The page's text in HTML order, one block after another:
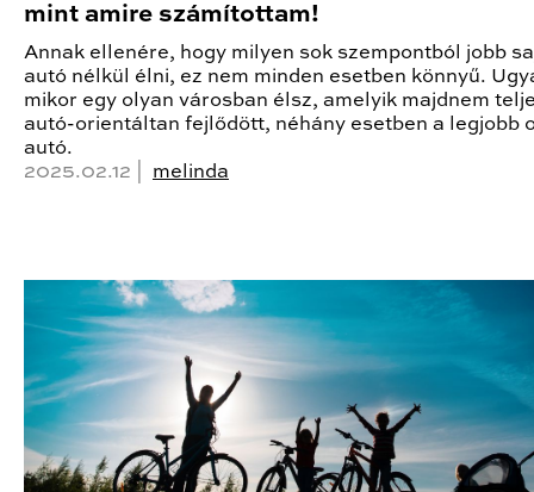
mint amire számítottam!
Annak ellenére, hogy milyen sok szempontból jobb
autó nélkül élni, ez nem minden esetben könnyű.
mikor egy olyan városban élsz, amelyik majdnem
autó-orientáltan fejlődött, néhány esetben a legjobb
autó.
2025.02.12 | melinda